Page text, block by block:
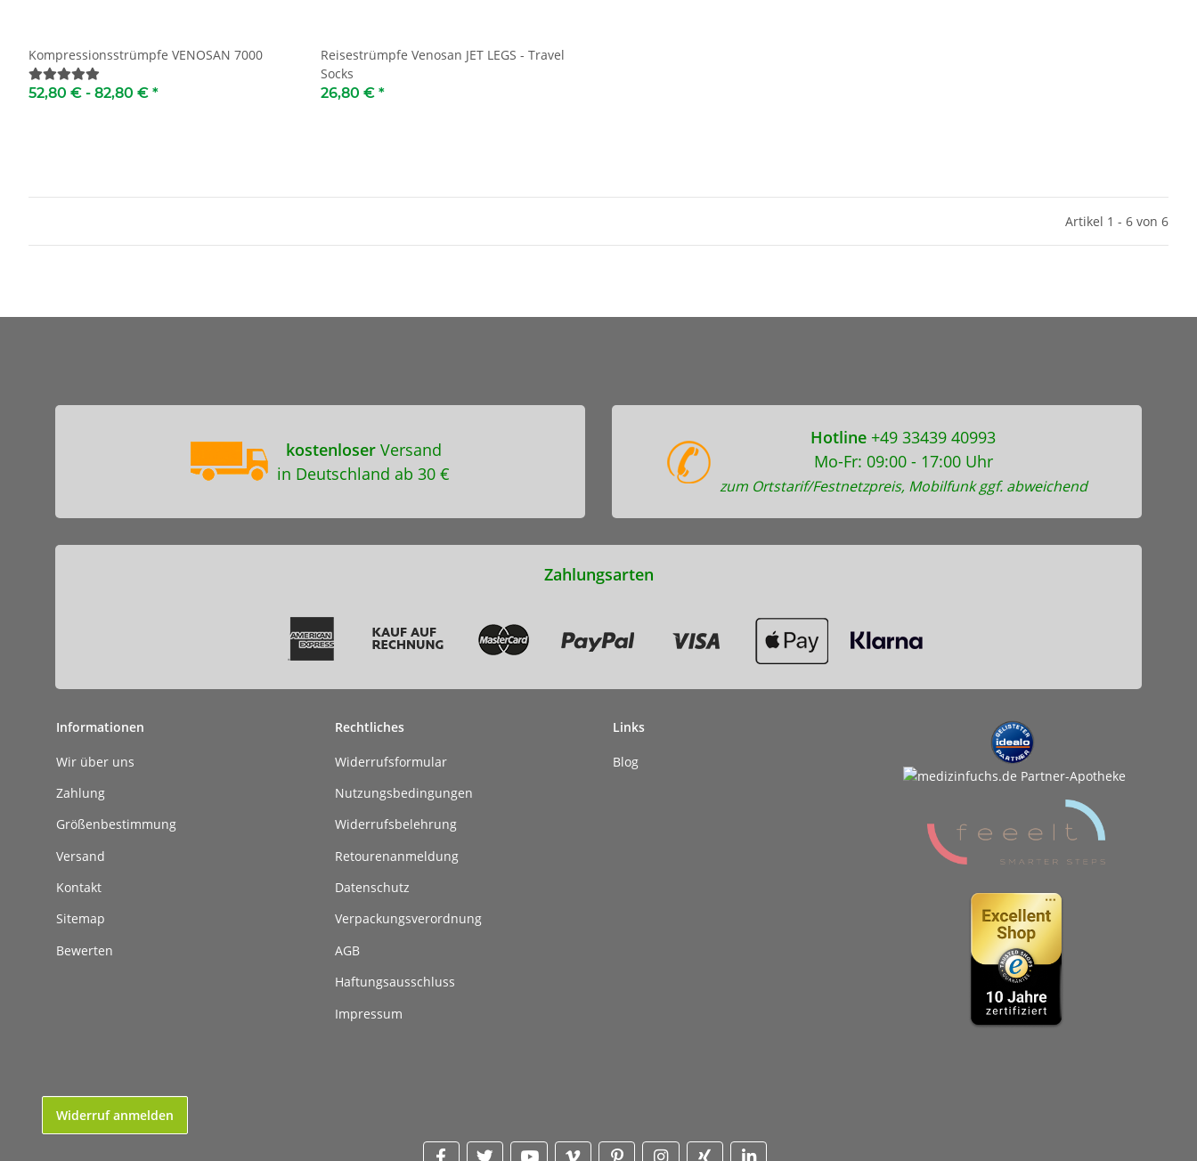
Kompressionsstrümpfe VENOSAN 7000
52,80 € - 82,80 € *
Reisestrümpfe Venosan JET LEGS - Travel
Socks
26,80 € *
Artikel 1 - 6 von 6
kostenloserVersand
in Deutschland ab 30 €
Hotline +49 33439 40993
Mo-Fr: 09:00 - 17:00 Uhr
zum Ortstarif/Festnetzpreis, Mobilfunk ggf. abweichend
Zahlungsarten
Informationen
Wir über uns
Zahlung
Größenbestimmung
Versand
Kontakt
Sitemap
Bewerten
Rechtliches
Widerrufsformular
Nutzungsbedingungen
Widerrufsbelehrung
Retourenanmeldung
Datenschutz
Verpackungsverordnung
AGB
Haftungsausschluss
Impressum
Links
Blog
Widerruf anmelden